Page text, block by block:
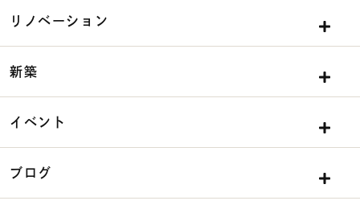
リノベーション
新築
イベント
ブログ